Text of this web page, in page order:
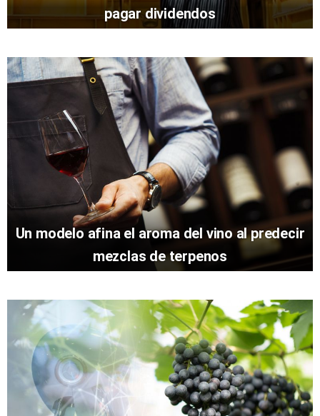
pagar dividendos
Un modelo afina el aroma del vino al predecir
mezclas de terpenos